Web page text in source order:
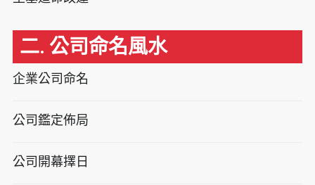
二. 公司命名風水
企業公司命名
公司鑑定佈局
公司開幕擇日